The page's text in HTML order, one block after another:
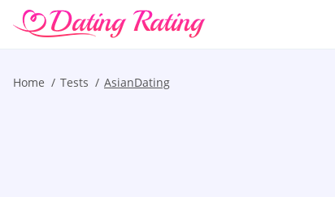
Home Tests AsianDating